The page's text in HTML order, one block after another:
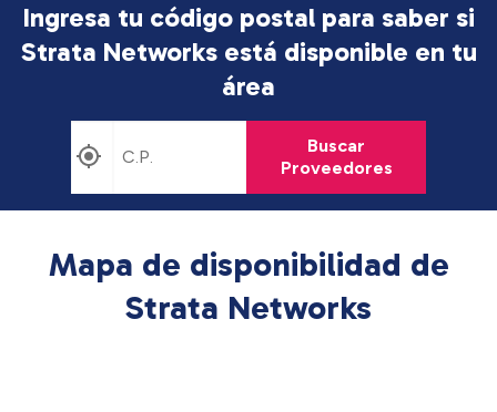
Ingresa tu código postal para saber si
Strata Networks está disponible en tu
área
Buscar
Proveedores
Mapa de disponibilidad de
Strata Networks